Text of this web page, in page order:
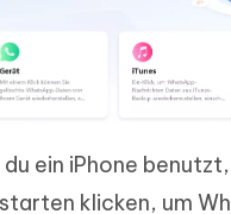
du ein iPhone
klicken, um